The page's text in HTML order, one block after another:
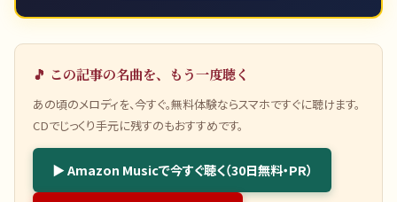
🎵 この記事の名曲を、もう一度聴く
あの頃のメロディを、今すぐ。無料体験ならスマホですぐに聴けます。
CDでじっくり手元に残すのもおすすめです。
▶ Amazon Musicで今すぐ聴く（30日無料・PR）